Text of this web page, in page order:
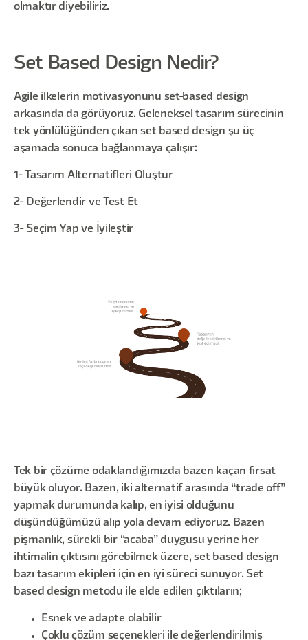
olmaktır diyebiliriz.
Set Based Design Nedir?
Agile ilkelerin motivasyonunu set-based design
arkasında da görüyoruz. Geleneksel tasarım sürecinin
tek yönlülüğünden çıkan set based design şu üç
aşamada sonuca bağlanmaya çalışır:
1- Tasarım Alternatifleri Oluştur
2- Değerlendir ve Test Et
3- Seçim Yap ve İyileştir
Tek bir çözüme odaklandığımızda bazen kaçan fırsat
büyük oluyor. Bazen, iki alternatif arasında “trade off”
yapmak durumunda kalıp, en iyisi olduğunu
düşündüğümüzü alıp yola devam ediyoruz. Bazen
pişmanlık, sürekli bir “acaba” duygusu yerine her
ihtimalin çıktısını görebilmek üzere, set based design
bazı tasarım ekipleri için en iyi süreci sunuyor. Set
based design metodu ile elde edilen çıktıların;
Esnek ve adapte olabilir
Çoklu çözüm seçenekleri ile değerlendirilmiş